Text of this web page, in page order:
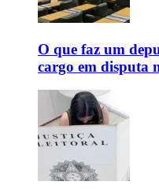
O que faz um
cargo em disputa